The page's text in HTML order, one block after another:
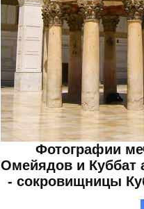
Фотографии
Омейядов и Куббат
- сокровищницы